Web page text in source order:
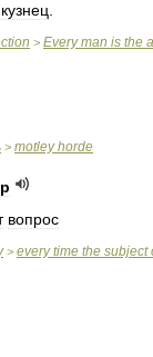
кузнец
> Every man is the
> motley horde
вопрос
> every time the subject